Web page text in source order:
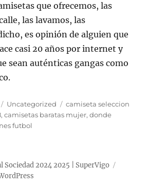
que ofrecemos, las
las lavamos, las
es opinión de alguien que
casi 20 años por internet y
sean auténticas gangas como
Categorías
Uncategorized Etiquetas
camiseta seleccion
,camisetas baratas mujer,donde
futbol
Sociedad 2024 2025 | SuperVigo